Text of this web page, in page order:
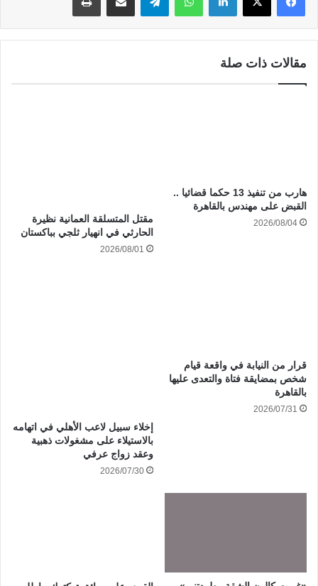
مقالات ذات صلة
هارب من تنفيذ 13 حكما قضائيا ..
القبض على مهندس بالقاهرة
2026/08/04
مقتل المتسلقة العمانية نظيرة
الحارثي في انهيار ثلجي بباكستان
2026/08/01
قرار من النيابة في واقعة قيام
شخص بمضايقة فتاة والتعدى عليها
بالقاهرة
2026/07/31
إخلاء سبيل لاعب الأهلي في اتهامه
بالاستيلاء على مشغولات ذهبية
وعقد زواج عرفي
2026/07/30